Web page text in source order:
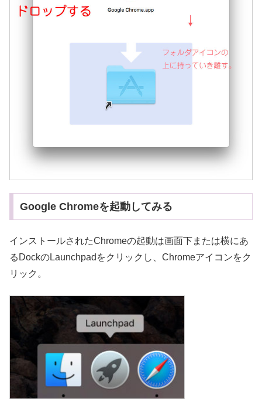
Google Chromeを起動してみる
インストールされたChromeの起動は画面下または横にあ
るDockのLaunchpadをクリックし、Chromeアイコンをク
リック。